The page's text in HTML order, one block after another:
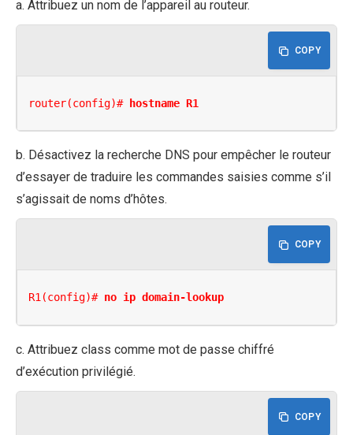
a. Attribuez un nom de l’appareil au routeur.
COPY
router(config)# hostname R1
b. Désactivez la recherche DNS pour empêcher le routeur
d’essayer de traduire les commandes saisies comme s’il
s’agissait de noms d’hôtes.
COPY
R1(config)# no ip domain-lookup
c. Attribuez class comme mot de passe chiffré
d’exécution privilégié.
COPY